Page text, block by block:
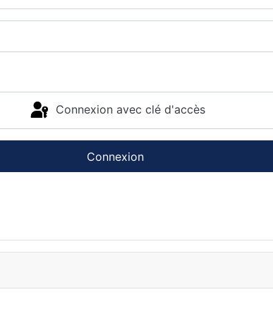
Connexion avec clé d'accès
Connexion